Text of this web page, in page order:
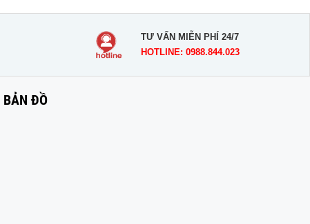
TƯ VẤN MIỄN PHÍ 24/7
HOTLINE: 0988.844.023
BẢN ĐỒ